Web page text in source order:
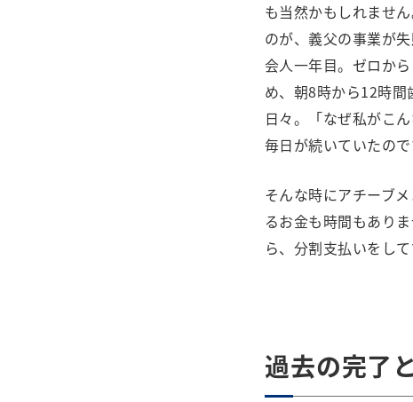
も当然かもしれませ
のが、義父の事業が
会人一年目。ゼロか
め、朝8時から12時
日々。「なぜ私がこ
毎日が続いていたので
そんな時にアチーブ
るお金も時間もあり
ら、分割支払いをし
過去の完了